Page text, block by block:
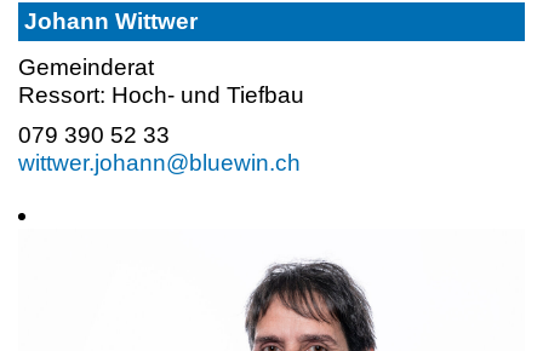
Johann Wittwer
Gemeinderat
Ressort: Hoch- und Tiefbau
079 390 52 33
wittwer.johann@bluewin.ch